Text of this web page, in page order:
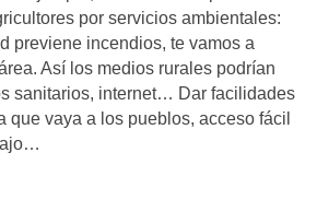
por servicios ambientales:
previene incendios, te vamos a
Así los medios rurales podrían
sanitarios, internet… Dar facilidades
que vaya a los pueblos, acceso fácil